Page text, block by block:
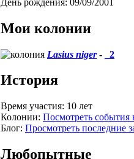
Мои колонии
Lasius niger- _2
История
Время участия: 10 лет
Колонии: Посмотреть события
Блог: Просмотреть последние
Любопытные